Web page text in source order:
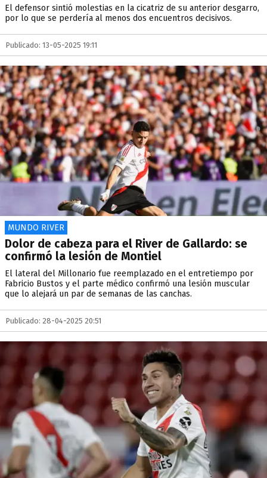
El defensor sintió molestias en la cicatriz de su anterior desgarro,
por lo que se perdería al menos dos encuentros decisivos.
Publicado: 13-05-2025 19:11
MUNDO RIVER
Dolor de cabeza para el River de Gallardo: se
confirmó la lesión de Montiel
El lateral del Millonario fue reemplazado en el entretiempo por
Fabricio Bustos y el parte médico confirmó una lesión muscular
que lo alejará un par de semanas de las canchas.
Publicado: 28-04-2025 20:51